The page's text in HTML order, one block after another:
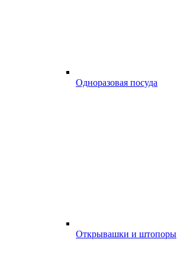
Одноразовая посуда
Открывашки и штопоры